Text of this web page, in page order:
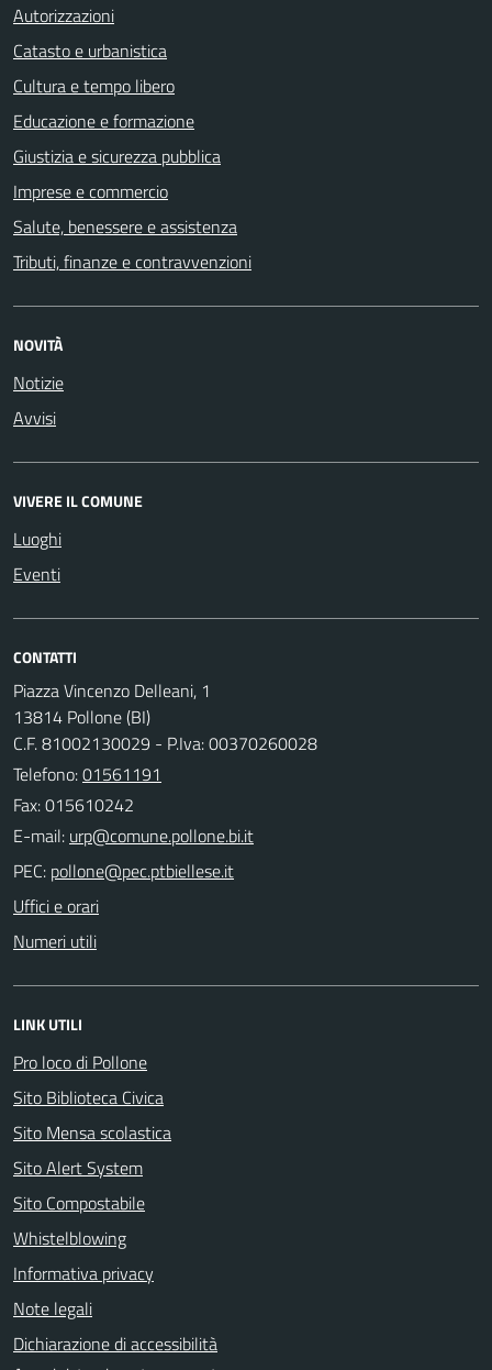
Autorizzazioni
Catasto e urbanistica
Cultura e tempo libero
Educazione e formazione
Giustizia e sicurezza pubblica
Imprese e commercio
Salute, benessere e assistenza
Tributi, finanze e contravvenzioni
NOVITÀ
Notizie
Avvisi
VIVERE IL COMUNE
Luoghi
Eventi
CONTATTI
Piazza Vincenzo Delleani, 1
13814 Pollone (BI)
C.F. 81002130029 - P.Iva: 00370260028
Telefono:01561191
Fax: 015610242
E-mail:
PEC:
Uffici e orari
Numeri utili
LINK UTILI
Pro loco di Pollone
Sito Biblioteca Civica
Sito Mensa scolastica
Sito Alert System
Sito Compostabile
Whistelblowing
Informativa privacy
Note legali
Dichiarazione di accessibilità